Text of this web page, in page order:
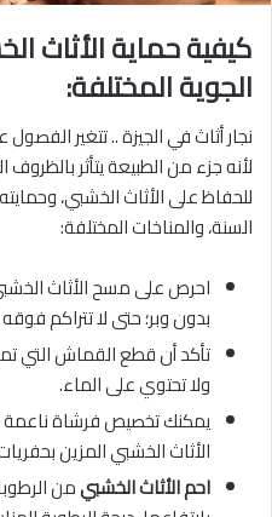
كيفية حماية الأثاث
الجوية المختلفة:
نجار أثاث في الجيزة .. تتغير
لأنه جزء من الطبيعة يتأثر
للحفاظ على الأثاث الخشبي،
السنة، والمناخات المختلفة:
احرص على مسح الأثاث
بدون وبر؛ حتى لا تتراكم
تأكد أن قطع القماش التي
ولا تحتوي على الماء.
يمكنك تخصيص فرشاة ناعمة
الأثاث الخشبي المزين
احم الأثاث الخشبيمن